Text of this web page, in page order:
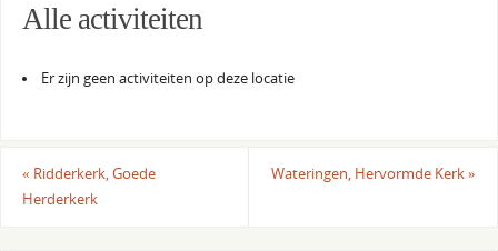
Alle activiteiten
Er zijn geen activiteiten op deze locatie
« Ridderkerk, Goede
Herderkerk
Wateringen, Hervormde Kerk»